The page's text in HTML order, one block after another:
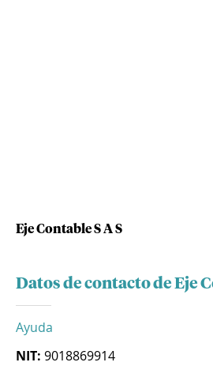
Eje Contable S A S
Datos de contacto de Eje
Ayuda
NIT: 9018869914